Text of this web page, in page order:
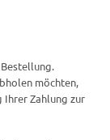
möchten,
Ihrer Zahlung zur